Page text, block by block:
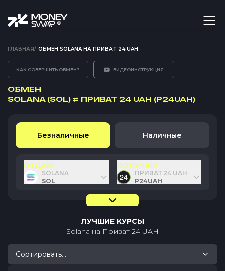
ГЛАВНАЯ/ ОБМЕН SOLANA НА ПРИВАТ 24 UAH
КАК СОВЕРШИТЬ ОБМЕН? ВИДЕОИНСТРУКЦИЯ
ОБМЕН
SOLANA (SOL) ⇄ ПРИВАТ 24 UAH (P24UAH)
Безналичные Наличные
ОТДАЮ
SOLANA
SOL
ПОЛУЧАЮ
ПРИВАТ 24 UAH
P24UAH
ЛУЧШИЕ КУРСЫ
Solana на Приват 24 UAH
Сортировать...